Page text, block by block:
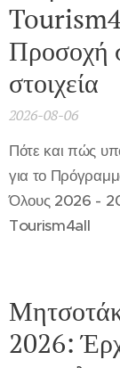
Προσοχή
στοιχεία
2026-08-06
Πότε και πώς
για το
Όλους 2026 -
Tourism4all
2026: